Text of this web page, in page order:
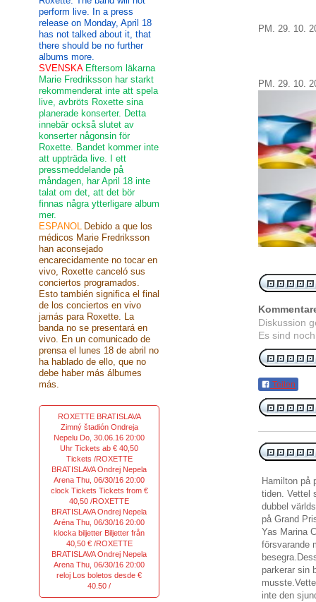
PM. 29. 10.
PM. 29. 10.
Diskussion
Es sind
Teilen
Hamilton på
tiden. Vettel
dubbel
på Grand
Yas Marina
försvarande
besegra.
parkerar sin
inte den
perform live. In a press
release on Monday, April 18
has not talked about it, that
there should be no further
albums more.
SVENSKA Eftersom läkarna
Marie Fredriksson har starkt
rekommenderat inte att spela
live, avbröts Roxette sina
planerade konserter. Detta
innebär också slutet av
konserter någonsin för
Roxette. Bandet kommer inte
att uppträda live. I ett
pressmeddelande på
måndagen, har April 18 inte
talat om det, att det bör
finnas några ytterligare album
mer.
ESPANOL Debido a que los
médicos Marie Fredriksson
han aconsejado
encarecidamente no tocar en
vivo, Roxette canceló sus
conciertos programados.
Esto también significa el final
de los conciertos en vivo
jamás para Roxette. La
banda no se presentará en
vivo. En un comunicado de
prensa el lunes 18 de abril no
ha hablado de ello, que no
debe haber más álbumes
más.
ROXETTE BRATISLAVA
Zimný štadión Ondreja
Nepelu Do, 30.06.16 20:00
Uhr Tickets ab € 40,50
Tickets /ROXETTE
BRATISLAVA Ondrej Nepela
Arena Thu, 06/30/16 20:00
clock Tickets Tickets from €
40,50 /ROXETTE
BRATISLAVA Ondrej Nepela
Aréna Thu, 06/30/16 20:00
klocka biljetter Biljetter från
40,50 € /ROXETTE
BRATISLAVA Ondrej Nepela
Arena Thu, 06/30/16 20:00
reloj Los boletos desde €
40.50 /